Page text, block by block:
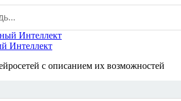
Интеллект
с описанием их возможностей